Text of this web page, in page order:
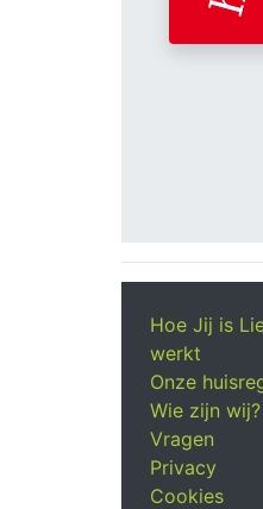
Hoe Jij is
werkt
Onze
Wie zijn wij?
Vragen
Privacy
Cookies